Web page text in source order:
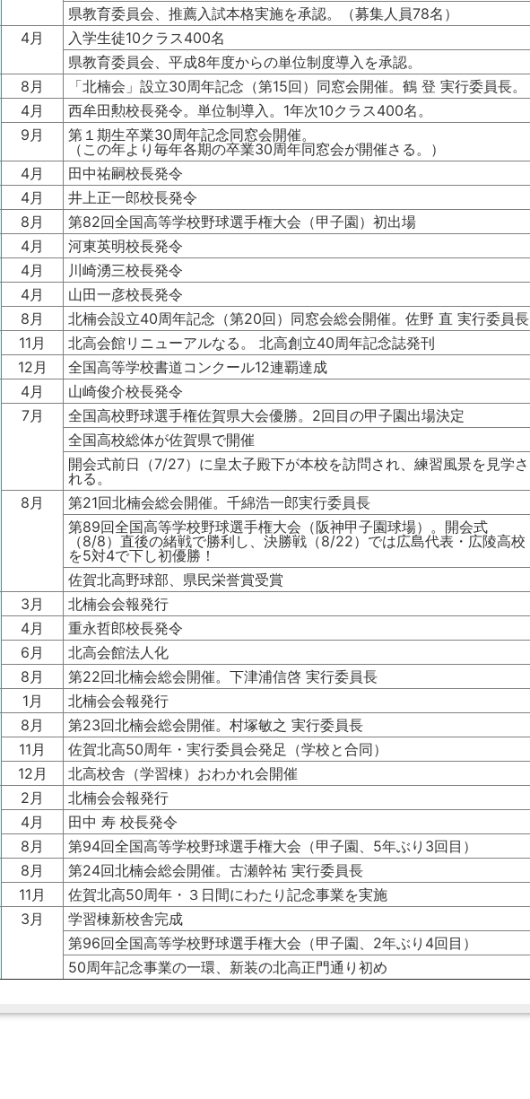
県教育委員会、推薦入試本格実施を承認。（募集人員78名）
4月
入学生徒10クラス400名
県教育委員会、平成8年度からの単位制度導入を承認。
8月
「北楠会」設立30周年記念（第15回）同窓会開催。鶴 登 実行委員長。
4月
西牟田勲校長発令。単位制導入。1年次10クラス400名。
9月
第１期生卒業30周年記念同窓会開催。
（この年より毎年各期の卒業30周年同窓会が開催さる。）
4月
田中祐嗣校長発令
4月
井上正一郎校長発令
8月
第82回全国高等学校野球選手権大会（甲子園）初出場
4月
河東英明校長発令
4月
川崎湧三校長発令
4月
山田一彦校長発令
8月
北楠会設立40周年記念（第20回）同窓会総会開催。佐野 直 実行委員長
11月
北高会館リニューアルなる。 北高創立40周年記念誌発刊
12月
全国高等学校書道コンクール12連覇達成
4月
山崎俊介校長発令
7月
全国高校野球選手権佐賀県大会優勝。2回目の甲子園出場決定
全国高校総体が佐賀県で開催
開会式前日（7/27）に皇太子殿下が本校を訪問され、練習風景を見学さ
れる。
8月
第21回北楠会総会開催。千綿浩一郎実行委員長
第89回全国高等学校野球選手権大会（阪神甲子園球場）。開会式
（8/8）直後の緒戦で勝利し、決勝戦（8/22）では広島代表・広陵高校
を5対4で下し初優勝！
佐賀北高野球部、県民栄誉賞受賞
3月
北楠会会報発行
4月
重永哲郎校長発令
6月
北高会館法人化
8月
第22回北楠会総会開催。下津浦信啓 実行委員長
1月
北楠会会報発行
8月
第23回北楠会総会開催。村塚敏之 実行委員長
11月
佐賀北高50周年・実行委員会発足（学校と合同）
12月
北高校舎（学習棟）おわかれ会開催
2月
北楠会会報発行
4月
田中 寿 校長発令
8月
第94回全国高等学校野球選手権大会（甲子園、5年ぶり3回目）
8月
第24回北楠会総会開催。古瀬幹祐 実行委員長
11月
佐賀北高50周年・３日間にわたり記念事業を実施
3月
学習棟新校舎完成
第96回全国高等学校野球選手権大会（甲子園、2年ぶり4回目）
50周年記念事業の一環、新装の北高正門通り初め